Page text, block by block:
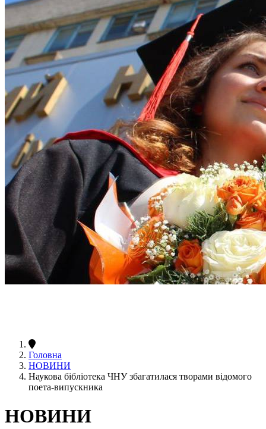
Головна
НОВИНИ
Наукова бібліотека ЧНУ збагатилася творами відомого
поета-випускника
НОВИНИ